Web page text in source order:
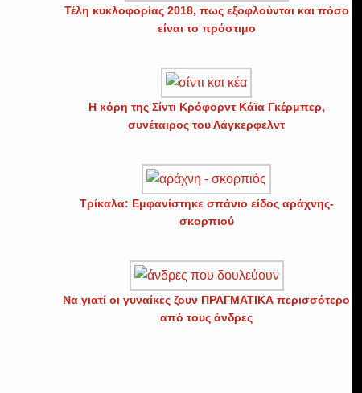
Τέλη κυκλοφορίας 2018, πως εξοφλούνται και πόσο
είναι το πρόστιμο
Η κόρη της Σίντι Κρόφορντ Κάϊα Γκέρμπερ,
συνέταιρος του Λάγκερφελντ
Τρίκαλα: Εμφανίστηκε σπάνιο είδος αράχνης-
σκορπιού
Να γιατί οι γυναίκες ζουν ΠΡΑΓΜΑΤΙΚΑ περισσότερο
από τους άνδρες